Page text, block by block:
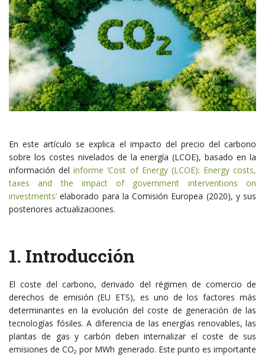
En este artículo se explica el impacto del precio del carbono
sobre los costes nivelados de la energía (LCOE), basado en la
información delinforme ‘Cost of Energy (LCOE): Energy costs,
taxes and the impact of government interventions on
investments’ elaborado para la Comisión Europea (2020), y sus
posteriores actualizaciones.
1. Introducción
El coste del carbono, derivado del régimen de comercio de
derechos de emisión (EU ETS), es uno de los factores más
determinantes en la evolución del coste de generación de las
tecnologías fósiles. A diferencia de las energías renovables, las
plantas de gas y carbón deben internalizar el coste de sus
emisiones de CO₂ por MWh generado. Este punto es importante